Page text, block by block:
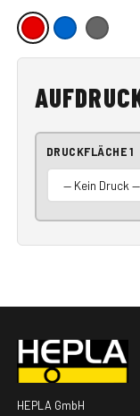
DRUCKFLÄCHE 1
HEPLA GmbH